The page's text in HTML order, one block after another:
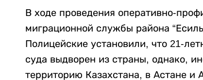
В ходе проведения оперативно-
миграционной службы района
Полицейские установили, что 21-
суда выдворен из страны, однако,
территорию Казахстана, в Астане и